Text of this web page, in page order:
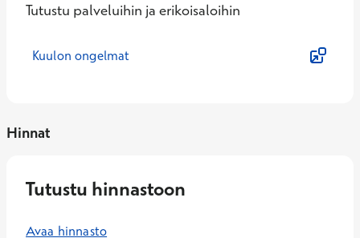
Tutustu palveluihin ja erikoisaloihin
Kuulon ongelmat
Hinnat
Tutustu hinnastoon
Avaa hinnasto